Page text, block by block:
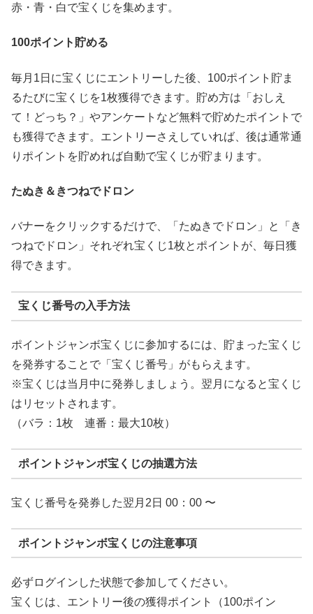
赤・青・白で宝くじを集めます。
100ポイント貯める
毎月1日に宝くじにエントリーした後、100ポイント貯ま
るたびに宝くじを1枚獲得できます。貯め方は「おしえ
て！どっち？」やアンケートなど無料で貯めたポイントで
も獲得できます。エントリーさえしていれば、後は通常通
りポイントを貯めれば自動で宝くじが貯まります。
たぬき＆きつねでドロン
バナーをクリックするだけで、「たぬきでドロン」と「き
つねでドロン」それぞれ宝くじ1枚とポイントが、毎日獲
得できます。
宝くじ番号の入手方法
ポイントジャンボ宝くじに参加するには、貯まった宝くじ
を発券することで「宝くじ番号」がもらえます。
※宝くじは当月中に発券しましょう。翌月になると宝くじ
はリセットされます。
（バラ：1枚 連番：最大10枚）
ポイントジャンボ宝くじの抽選方法
宝くじ番号を発券した翌月2日 00：00 〜
ポイントジャンボ宝くじの注意事項
必ずログインした状態で参加してください。
宝くじは、エントリー後の獲得ポイント（100ポイン